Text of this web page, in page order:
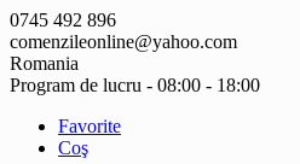
Skip
to
content
0745 492 896
comenzileonline@yahoo.com
Romania
Program de lucru - 08:00 - 18:00
Favorite
Coş